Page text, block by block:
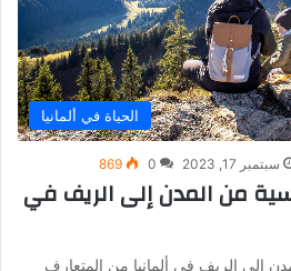
الحياة في ألمانيا
سبتمبر 17, 2023 0
869
من المدن إلى الريف في
إلى الريف في ألمانيا من المتعارف